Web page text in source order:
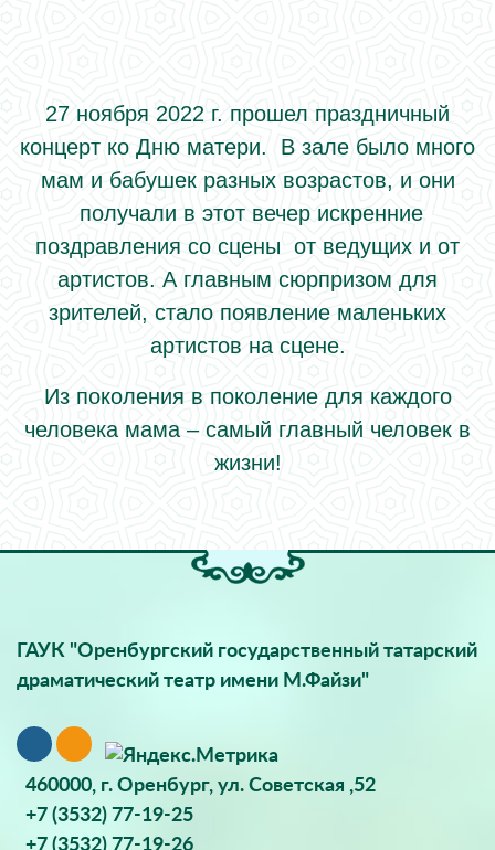
27 ноября 2022 г. прошел праздничный
концерт ко Дню матери. В зале было много
мам и бабушек разных возрастов, и они
получали в этот вечер искренние
поздравления со сцены от ведущих и от
артистов. А главным сюрпризом для
зрителей, стало появление маленьких
артистов на сцене.
Из поколения в поколение для каждого
человека мама – самый главный человек в
жизни!
ГАУК "Оренбургский государственный татарский
драматический театр имени М.Файзи"
460000, г. Оренбург, ул. Советская ,52
+7 (3532) 77-19-25
+7 (3532) 77-19-26